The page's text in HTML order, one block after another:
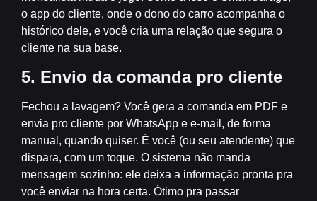
o app do cliente, onde o dono do carro acompanha o
histórico dele, e você cria uma relação que segura o
cliente na sua base.
5. Envio da comanda pro cliente
Fechou a lavagem? Você gera a comanda em PDF e
envia pro cliente por WhatsApp e e-mail, de forma
manual, quando quiser. É você (ou seu atendente) que
dispara, com um toque. O sistema não manda
mensagem sozinho: ele deixa a informação pronta pra
você enviar na hora certa. Ótimo pra passar